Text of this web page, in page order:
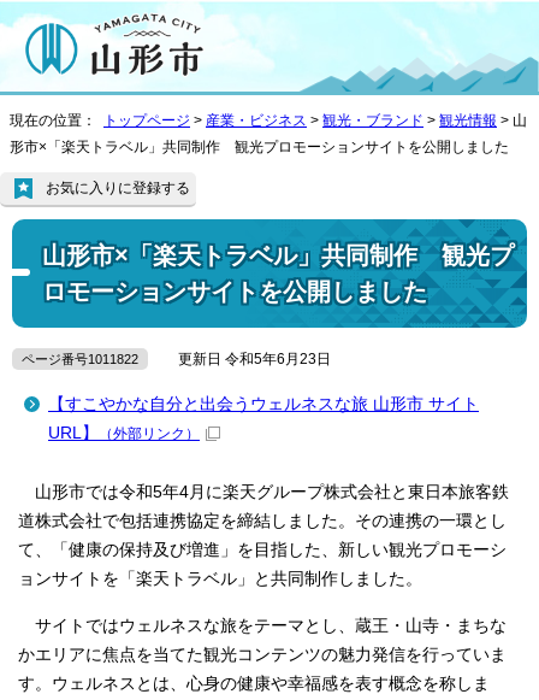
現在の位置： トップページ > 産業・ビジネス > 観光・ブランド > 観光情報 > 山
形市×「楽天トラベル」共同制作 観光プロモーションサイトを公開しました
山形市×「楽天トラベル」共同制作 観光プ
ロモーションサイトを公開しました
お気に入りに登録する
ページ番号1011822 更新日 令和5年6月23日
【すこやかな自分と出会うウェルネスな旅 山形市 サイト
URL】
（外部リンク）
山形市では令和5年4月に楽天グループ株式会社と東日本旅客鉄
道株式会社で包括連携協定を締結しました。その連携の一環とし
て、「健康の保持及び増進」を目指した、新しい観光プロモーシ
ョンサイトを「楽天トラベル」と共同制作しました。
サイトではウェルネスな旅をテーマとし、蔵王・山寺・まちな
かエリアに焦点を当てた観光コンテンツの魅力発信を行っていま
す。ウェルネスとは、心身の健康や幸福感を表す概念を称しま